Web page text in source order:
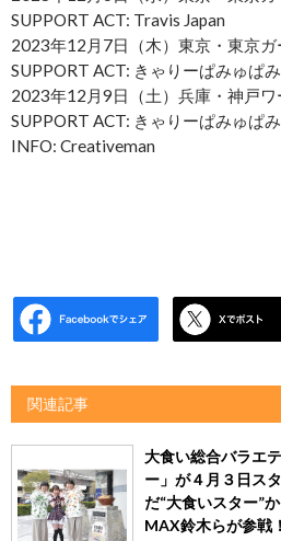
SUPPORT ACT: Travis Japan
2023年12月7日（木）東京・東京ガ
SUPPORT ACT: きゃりーぱみゅぱ
2023年12月9日（土）兵庫・神戸
SUPPORT ACT: きゃりーぱみゅぱ
INFO: Creativeman
関連記事
大食い総合バラエ
ー」が４月３日ス
だ“大食いスター”
MAX鈴木らが参戦